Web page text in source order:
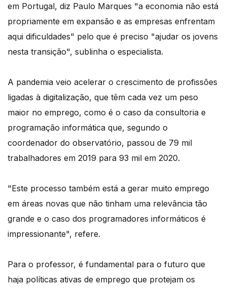
em Portugal, diz Paulo Marques "a economia não está
propriamente em expansão e as empresas enfrentam
aqui dificuldades" pelo que é preciso "ajudar os jovens
nesta transição", sublinha o especialista.
A pandemia veio acelerar o crescimento de profissões
ligadas à digitalização, que têm cada vez um peso
maior no emprego, como é o caso da consultoria e
programação informática que, segundo o
coordenador do observatório, passou de 79 mil
trabalhadores em 2019 para 93 mil em 2020.
"Este processo também está a gerar muito emprego
em áreas novas que não tinham uma relevância tão
grande e o caso dos programadores informáticos é
impressionante", refere.
Para o professor, é fundamental para o futuro que
haja políticas ativas de emprego que protejam os